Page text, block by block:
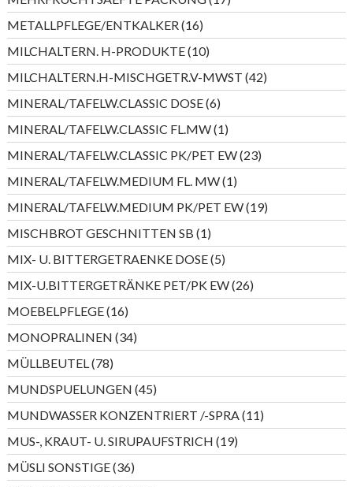
Produkte
METALLPFLEGE/ENTKALKER 1616
Produkte
MILCHALTERN. H-PRODUKTE 1010
Produkte
MILCHALTERN.H-MISCHGETR.V-MWST 4242
Produkte
MINERAL/TAFELW.CLASSIC DOSE 66
Produkte
MINERAL/TAFELW.CLASSIC FL.MW 11
Produkt
MINERAL/TAFELW.CLASSIC PK/PET EW 2323
Produkte
MINERAL/TAFELW.MEDIUM FL. MW 11
Produkt
MINERAL/TAFELW.MEDIUM PK/PET EW 1919
Produkte
MISCHBROT GESCHNITTEN SB 11
Produkt
MIX- U. BITTERGETRAENKE DOSE 55
Produkte
MIX-U.BITTERGETRÄNKE PET/PK EW 2626
Produkte
MOEBELPFLEGE 1616
Produkte
MONOPRALINEN 3434
Produkte
MÜLLBEUTEL 7878
Produkte
MUNDSPUELUNGEN 4545
Produkte
MUNDWASSER KONZENTRIERT /-SPRA 1111
Produkte
MUS-, KRAUT- U. SIRUPAUFSTRICH 1919
Produkte
MÜSLI SONSTIGE 3636
Produkte